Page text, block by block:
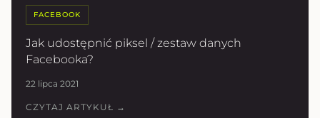
FACEBOOK
Jak udostępnić piksel / zestaw danych
Facebooka?
22 lipca 2021
CZYTAJ ARTYKUŁ →